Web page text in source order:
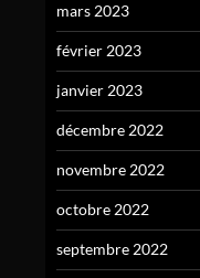
mars 2023
février 2023
janvier 2023
décembre 2022
novembre 2022
octobre 2022
septembre 2022